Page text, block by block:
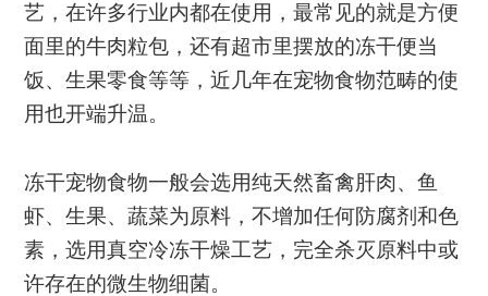
艺，在许多行业内都在使用，最常见的就是方便
面里的牛肉粒包，还有超市里摆放的冻干便当
饭、生果零食等等，近几年在宠物食物范畴的使
用也开端升温。
冻干宠物食物一般会选用纯天然畜禽肝肉、鱼
虾、生果、蔬菜为原料，不增加任何防腐剂和色
素，选用真空冷冻干燥工艺，完全杀灭原料中或
许存在的微生物细菌。